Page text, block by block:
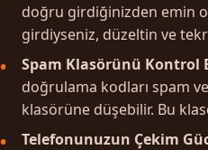
doğru girdiğinizden emin
girdiyseniz, düzeltin ve
Spam Klasörünü Kontrol
doğrulama kodları spam
klasörüne düşebilir. Bu
Telefonunuzun Çekim